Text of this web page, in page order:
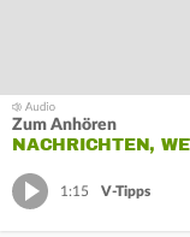
Zum Anhören
NACHRICHTEN,
1:15 V-Tipps